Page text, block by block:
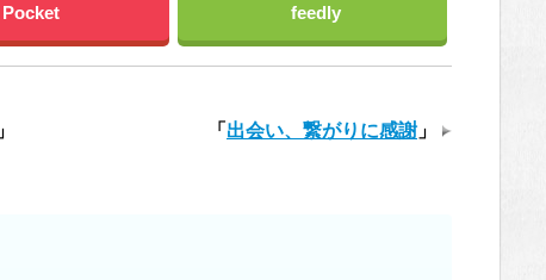
Pocket feedly
「 出会い、繋がりに感謝」
」